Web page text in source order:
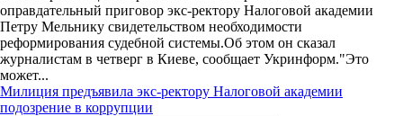
оправдательный приговор экс-ректору Налоговой академии
Петру Мельнику свидетельством необходимости
реформирования судебной системы.Об этом он сказал
журналистам в четверг в Киеве, сообщает Укринформ."Это
может...
Милиция предъявила экс-ректору Налоговой академии
подозрение в коррупции